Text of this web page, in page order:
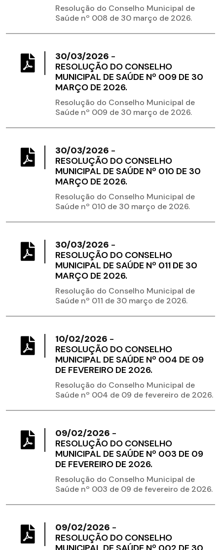
Resolução do Conselho Municipal de
Saúde nº 008 de 30 março de 2026.
30/03/2026 -
RESOLUÇÃO DO CONSELHO
MUNICIPAL DE SAÚDE Nº 009 DE 30
MARÇO DE 2026.
Resolução do Conselho Municipal de
Saúde nº 009 de 30 março de 2026.
30/03/2026 -
RESOLUÇÃO DO CONSELHO
MUNICIPAL DE SAÚDE Nº 010 DE 30
MARÇO DE 2026.
Resolução do Conselho Municipal de
Saúde nº 010 de 30 março de 2026.
30/03/2026 -
RESOLUÇÃO DO CONSELHO
MUNICIPAL DE SAÚDE Nº 011 DE 30
MARÇO DE 2026.
Resolução do Conselho Municipal de
Saúde nº 011 de 30 março de 2026.
10/02/2026 -
RESOLUÇÃO DO CONSELHO
MUNICIPAL DE SAÚDE Nº 004 DE 09
DE FEVEREIRO DE 2026.
Resolução do Conselho Municipal de
Saúde nº 004 de 09 de fevereiro de 2026.
09/02/2026 -
RESOLUÇÃO DO CONSELHO
MUNICIPAL DE SAÚDE Nº 003 DE 09
DE FEVEREIRO DE 2026.
Resolução do Conselho Municipal de
Saúde nº 003 de 09 de fevereiro de 2026.
09/02/2026 -
RESOLUÇÃO DO CONSELHO